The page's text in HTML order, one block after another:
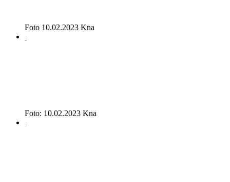
Foto 10.02.2023 Kna
Foto: 10.02.2023 Kna